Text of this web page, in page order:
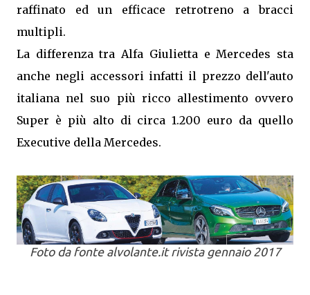
raffinato ed un efficace retrotreno a bracci
multipli.
La differenza tra Alfa Giulietta e Mercedes sta
anche negli accessori infatti il prezzo dell'auto
italiana nel suo più ricco allestimento ovvero
Super è più alto di circa 1.200 euro da quello
Executive della Mercedes.
Foto da fonte alvolante.it rivista gennaio 2017